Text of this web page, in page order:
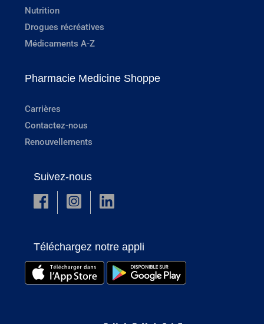
Nutrition
Drogues récréatives
Médicaments A-Z
Pharmacie Medicine Shoppe
Carrières
Contactez-nous
Renouvellements
Suivez-nous
Téléchargez notre appli